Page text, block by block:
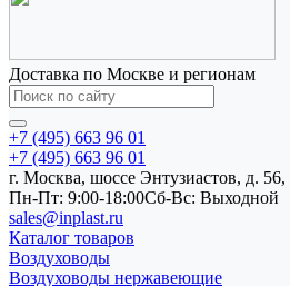
Доставка по Москве и регионам
+7 (495) 663 96 01
+7 (495) 663 96 01
г. Москва, шоссе Энтузиастов, д.
Пн-Пт: 9:00-18:00Cб-Вс: Выходной
sales@inplast.ru
Каталог товаров
Воздуховоды
Воздуховоды нержавеющие